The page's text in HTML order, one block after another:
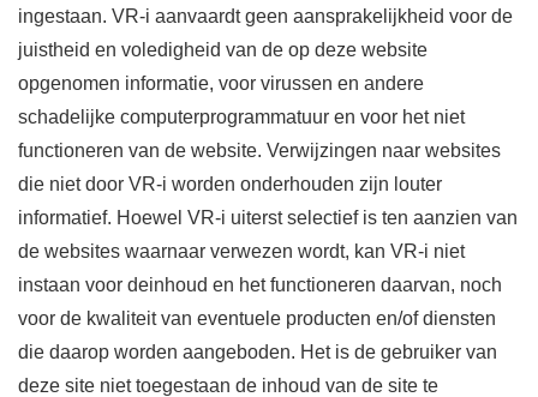
ingestaan. VR-i aanvaardt geen aansprakelijkheid voor de
juistheid en voledigheid van de op deze website
opgenomen informatie, voor virussen en andere
schadelijke computerprogrammatuur en voor het niet
functioneren van de website. Verwijzingen naar websites
die niet door VR-i worden onderhouden zijn louter
informatief. Hoewel VR-i uiterst selectief is ten aanzien van
de websites waarnaar verwezen wordt, kan VR-i niet
instaan voor deinhoud en het functioneren daarvan, noch
voor de kwaliteit van eventuele producten en/of diensten
die daarop worden aangeboden. Het is de gebruiker van
deze site niet toegestaan de inhoud van de site te